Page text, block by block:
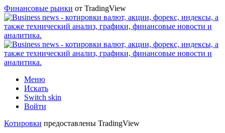
Финансовые рынки от TradingView
Меню
Искать
Switch skin
Войти
Котировки предоставлены TradingView